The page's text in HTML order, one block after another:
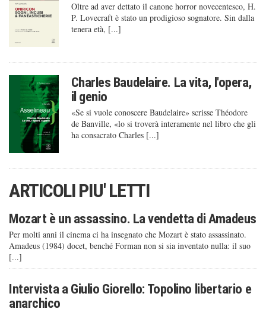
Oltre ad aver dettato il canone horror novecentesco, H.
P. Lovecraft è stato un prodigioso sognatore. Sin dalla
tenera età, [...]
Charles Baudelaire. La vita, l'opera,
il genio
«Se si vuole conoscere Baudelaire» scrisse Théodore
de Banville, «lo si troverà interamente nel libro che gli
ha consacrato Charles [...]
ARTICOLI PIU' LETTI
Mozart è un assassino. La vendetta di Amadeus
Per molti anni il cinema ci ha insegnato che Mozart è stato assassinato.
Amadeus (1984) docet, benché Forman non si sia inventato nulla: il suo
[...]
Intervista a Giulio Giorello: Topolino libertario e
anarchico